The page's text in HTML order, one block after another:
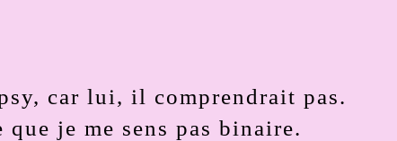
car lui, il comprendrait pas.
que je me sens pas binaire.